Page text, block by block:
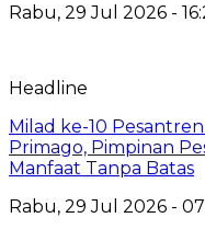
Rabu, 29 Jul 2026 -
Headline
Milad ke-10
Primago, Pimpinan
Manfaat Tanpa Batas
Rabu, 29 Jul 2026 -